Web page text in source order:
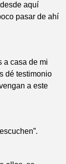
aquí
pasar de ahí
a casa de mi
dé testimonio
a este